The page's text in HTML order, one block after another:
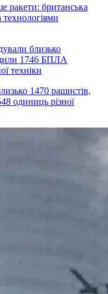
ракети: британська
технологіями
1470 рашистів,
одиниць різної